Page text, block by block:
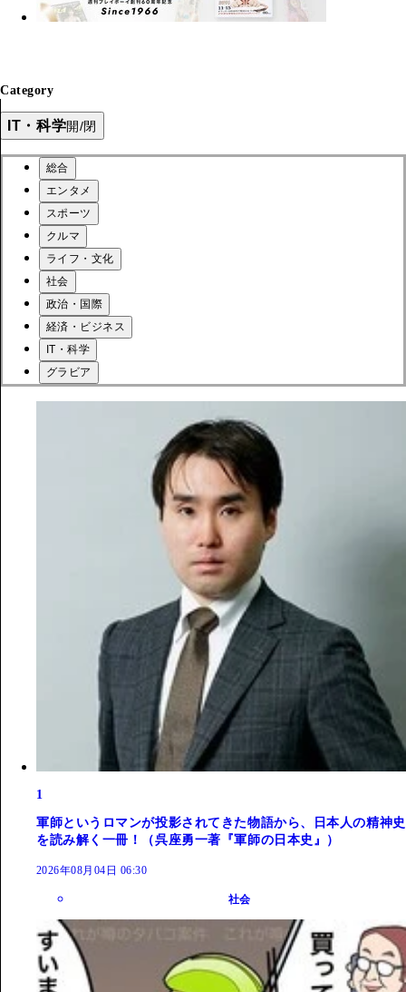
Category
IT・科学開/閉
総合
エンタメ
スポーツ
クルマ
ライフ・文化
社会
政治・国際
経済・ビジネス
IT・科学
グラビア
1
軍師というロマンが投影されてきた物語から、日本人の精神史
を読み解く一冊！（呉座勇一著『軍師の日本史』）
2026年08月04日 06:30
社会